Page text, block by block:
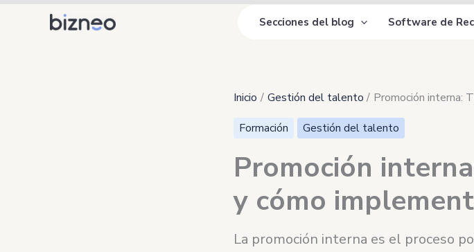
Secciones del blog Software de
Inicio Gestión del talento
Promoción interna:
Formación
Gestión del talento
Promoción
y cómo
La promoción interna es el proceso